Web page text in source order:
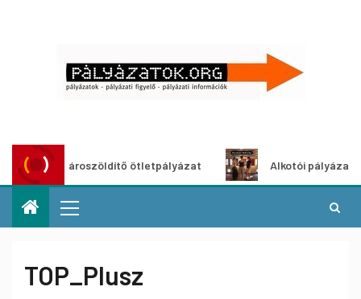
Városzöldítő ötletpályázat Alkotói pályázat
TOP_Plusz